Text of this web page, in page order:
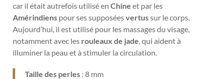
car il était autrefois utilisé enChine et par les
Amérindiens pour ses supposéesvertussur le corps.
Aujourd’hui, il est utilisé pour les massages du visage,
notamment avec les rouleaux de jade , qui aident à
illuminer la peau et à stimuler la circulation.
Taille des perles : 8 mm